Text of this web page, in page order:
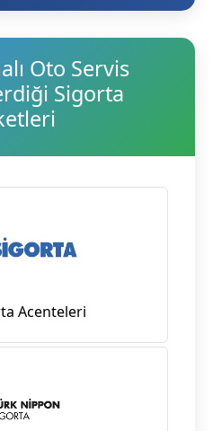
Oto Servis
Sigorta
Acenteleri